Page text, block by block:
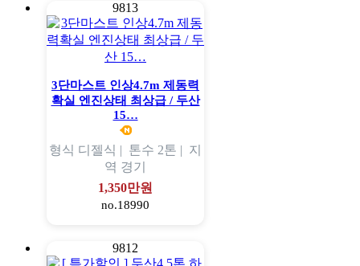
9813
3단마스트 인상4.7m 제동력
확실 엔진상태 최상급 / 두산
15…
형식 디젤식 | 톤수 2톤 | 지
역 경기
1,350만원
no.18990
9812